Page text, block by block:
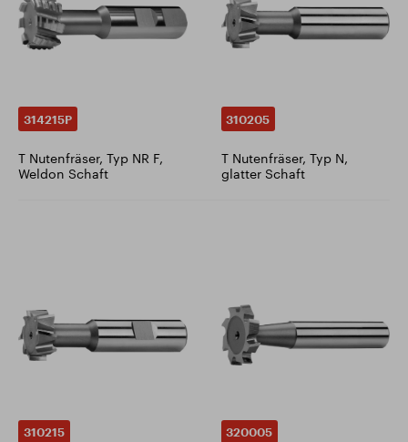
314215P
T Nutenfräser, Typ NR F,
Weldon Schaft
310205
T Nutenfräser, Typ N,
glatter Schaft
310215 320005